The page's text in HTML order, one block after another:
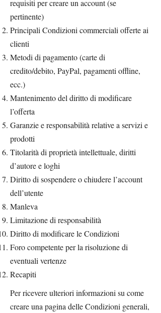
requisiti per creare un account (se
pertinente)
Principali Condizioni commerciali offerte ai
clienti
​Metodi di pagamento (carte di
credito/debito, PayPal, pagamenti offline,
ecc.)
Mantenimento del diritto di modificare
l’offerta
Garanzie e responsabilità relative a servizi e
prodotti
Titolarità di proprietà intellettuale, diritti
d’autore e loghi
Diritto di sospendere o chiudere l’account
dell’utente
Manleva
Limitazione di responsabilità
Diritto di modificare le Condizioni
Foro competente per la risoluzione di
eventuali vertenze
Recapiti
Per ricevere ulteriori informazioni su come
creare una pagina delle Condizioni generali,